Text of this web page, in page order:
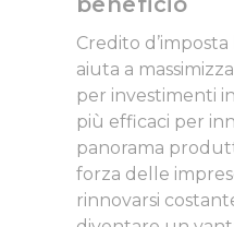
Credito
aiuta a
per investimenti
più efficaci per
panorama
forza delle
rinnovarsi